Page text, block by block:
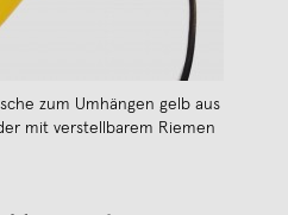
zum Umhängen gelb aus
mit verstellbarem Riemen